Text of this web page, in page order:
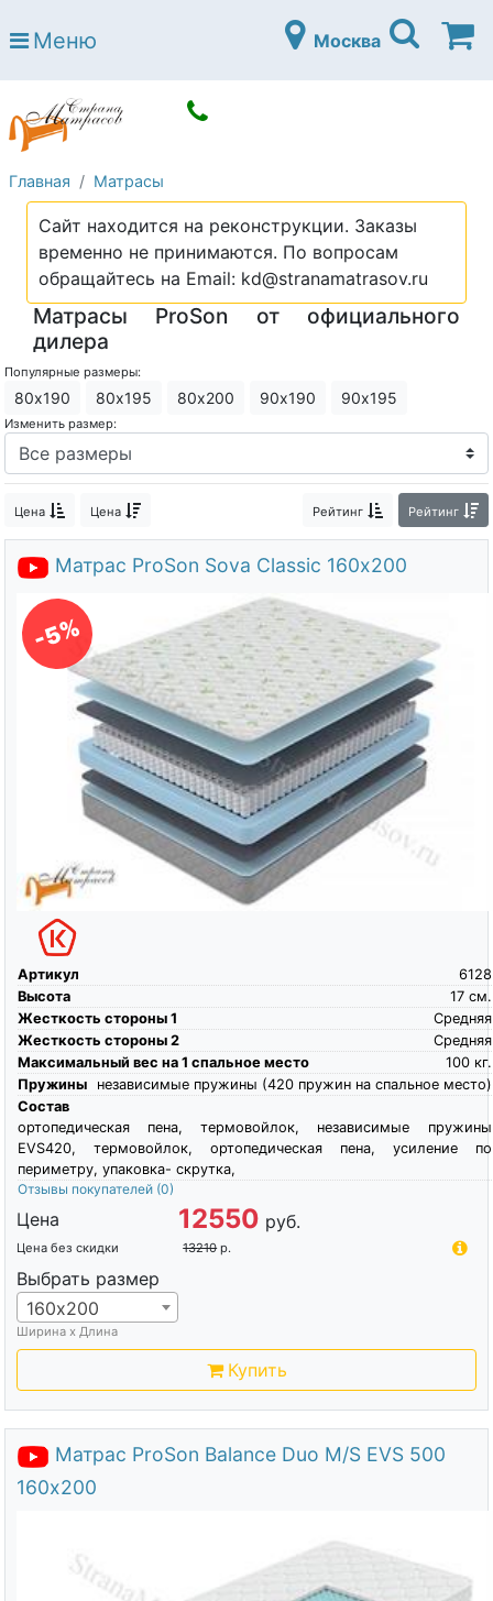
Страна матрасов
Open submenu (Матрасы)
Open submenu (Кровати)
Кровати
Open submenu (Аксессуары)
Open submenu (Диваны)
Диваны
Open submenu (Постельное белье)
Постельное белье
Open submenu (Мебель)
Мебель
Open submenu (Основания)
Основания
Open submenu (Детские матрасы)
Детские матрасы
Open submenu (Детские кровати)
Детские кровати
Open submenu (Шкафы)
Шкафы
О компании
Доставка по городу
Меню Москва
Главная Матрасы
Сайт находится на реконструкции. Заказы
временно не принимаются. По вопросам
обращайтесь на Email: kd@stranamatrasov.ru
Матрасы ProSon от официального
дилера
Популярные размеры:
80х190 80х195 80х200 90х190 90х195
Изменить размер:
Цена Цена Рейтинг Рейтинг
Матрас ProSon Sova Classic 160х200
-5%
Артикул
6128
Высота
см.
17
Жесткость стороны 1
Средняя
Жесткость стороны 2
Средняя
Максимальный вес на 1 спальное место
кг.
100
Пружины
независимые пружины (420 пружин на спальное место)
Состав
ортопедическая пена, термовойлок, независимые пружины
EVS420, термовойлок, ортопедическая пена, усиление по
периметру, упаковка- скрутка,
Отзывы покупателей (0)
Цена 12550 руб.
Цена без скидки 13210 р.
Выбрать размер
160х200
Ширина х Длина
Купить
Матрас ProSon Balance Duo M/S EVS 500
160х200